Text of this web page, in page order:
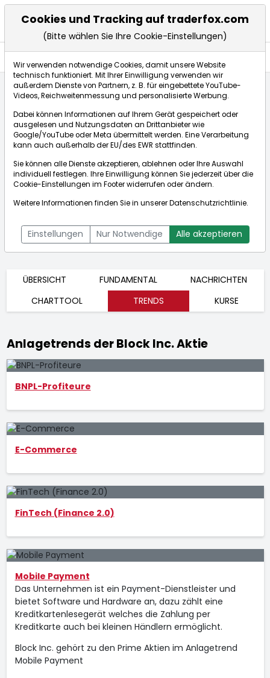
Börse:
US8522341036]
Aktienkurse
Bid:79,114$Ask:79,832$
ÜBERSICHT FUNDAMENTAL
NACHRICHTEN
CHARTTOOL
TRENDS KURSE
Anlagetrends der Block Inc. Aktie
BNPL-Profiteure
E-Commerce
FinTech (Finance 2.0)
Mobile Payment
Das Unternehmen ist ein Payment-Dienstleister und
bietet Software und Hardware an, dazu zählt eine
Kreditkartenlesegerät welches die Zahlung per
Kreditkarte auch bei kleinen Händlern ermöglicht.
Block Inc. gehört zu den Prime Aktien im Anlagetrend
Mobile Payment
Cookies und Tracking auf traderfox.com
(Bitte wählen Sie Ihre Cookie-Einstellungen)
Wir verwenden notwendige Cookies, damit unsere Website
technisch funktioniert. Mit Ihrer Einwilligung verwenden wir
außerdem Dienste von Partnern, z. B. für eingebettete YouTube-
Videos, Reichweitenmessung und personalisierte Werbung.
Dabei können Informationen auf Ihrem Gerät gespeichert oder
ausgelesen und Nutzungsdaten an Drittanbieter wie
Google/YouTube oder Meta übermittelt werden. Eine Verarbeitung
kann auch außerhalb der EU/des EWR stattfinden.
Sie können alle Dienste akzeptieren, ablehnen oder Ihre Auswahl
individuell festlegen. Ihre Einwilligung können Sie jederzeit über die
Cookie-Einstellungen im Footer widerrufen oder ändern.
Weitere Informationen finden Sie in unsererDatenschutzrichtlinie.
Einstellungen Nur Notwendige Alle akzeptieren